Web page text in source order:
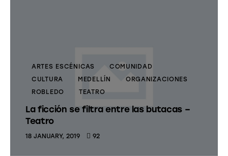
ARTES ESCÉNICAS
COMUNIDAD
CULTURA
MEDELLÍN
ORGANIZACIONES
ROBLEDO
TEATRO
La ficción se filtra entre las butacas –
Teatro
18 JANUARY, 2019 92